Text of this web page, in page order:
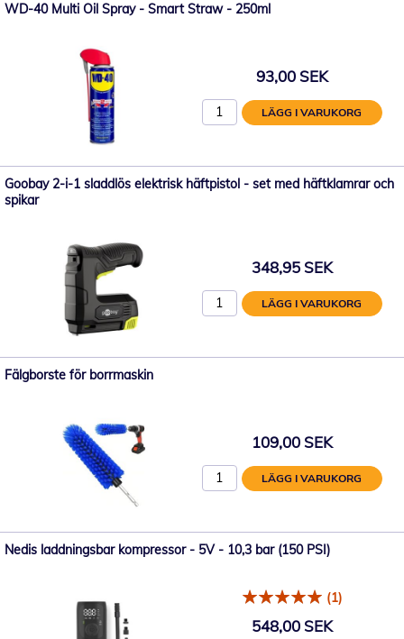
WD-40 Multi Oil Spray - Smart Straw - 250ml
93,00 SEK
LÄGG I VARUKORG
Goobay 2-i-1 sladdlös elektrisk häftpistol - set med häftklamrar och
spikar
348,95 SEK
LÄGG I VARUKORG
Fälgborste för borrmaskin
109,00 SEK
LÄGG I VARUKORG
Nedis laddningsbar kompressor - 5V - 10,3 bar (150 PSI)
(1)
548,00 SEK